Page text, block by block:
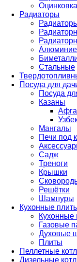
Оцинковка
Радиаторы
Стальные
Посуда для
Посуда
Казаны
Мангалы
Печи под
Садж
Треноги
Крышки
Решётки
Шампуры
Кухонные
Кухонные
Газовые
Духовые
Плиты
Пеллетные
Дизельные